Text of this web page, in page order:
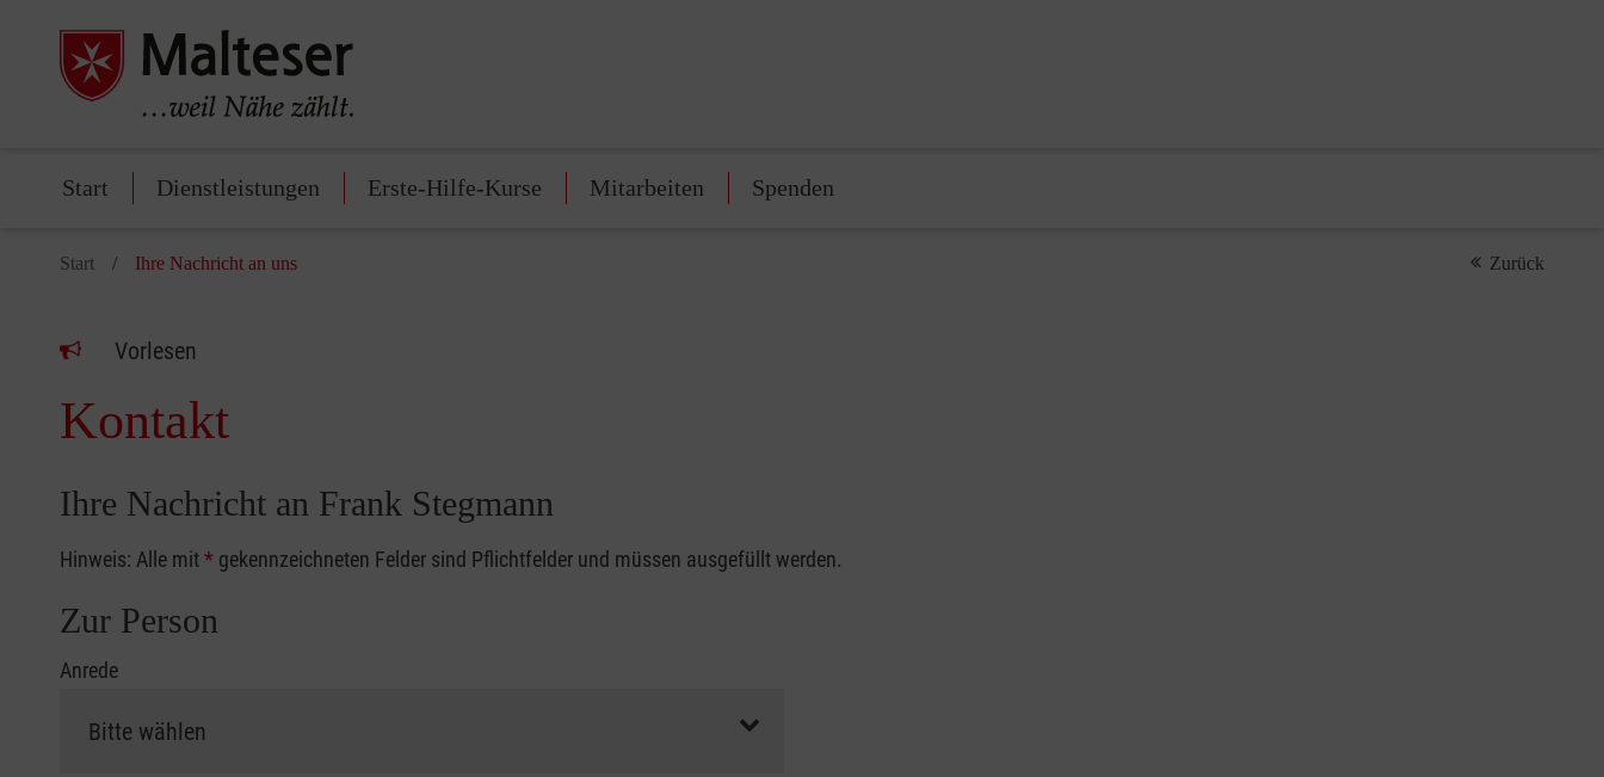
Start Dienstleistungen Erste-Hilfe-Kurse Mitarbeiten Spenden
Start Ihre Nachricht an uns Zurück
Vorlesen
Kontakt
Ihre Nachricht an Frank Stegmann
Hinweis: Alle mit* gekennzeichneten Felder sind Pflichtfelder und müssen ausgefüllt werden.
Zur Person
Anrede